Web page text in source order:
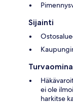
Sijainti
ei ole
harkitse